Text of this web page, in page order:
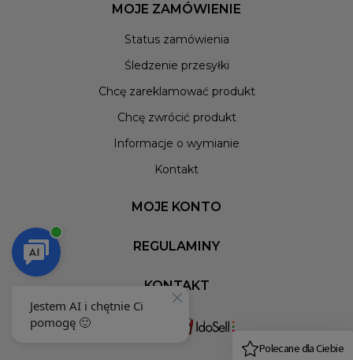
MOJE ZAMÓWIENIE
Status zamówienia
Śledzenie przesyłki
Chcę zareklamować produkt
Chcę zwrócić produkt
Informacje o wymianie
Kontakt
MOJE KONTO
REGULAMINY
KONTAKT